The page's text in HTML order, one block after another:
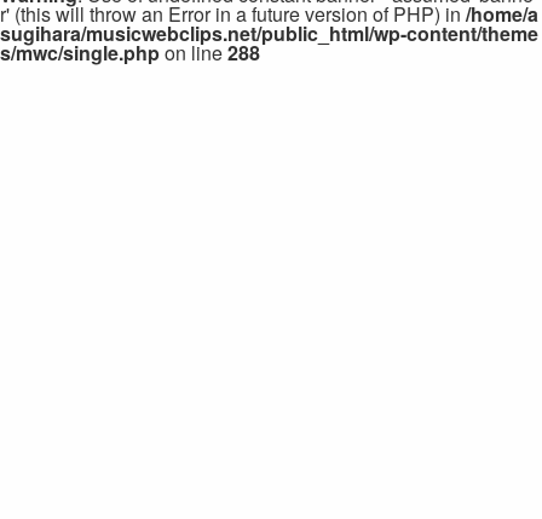
r' (this will throw an Error in a future version of PHP) in /home/a
sugihara/musicwebclips.net/public_html/wp-content/theme
s/mwc/single.phpon line288